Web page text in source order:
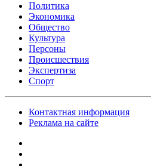
Политика
Экономика
Общество
Культура
Персоны
Происшествия
Экспертиза
Спорт
Контактная информация
Реклама на сайте